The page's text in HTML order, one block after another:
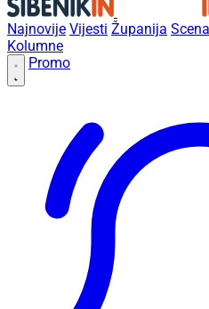
Najnovije Vijesti Županija Scena
Kolumne
Promo